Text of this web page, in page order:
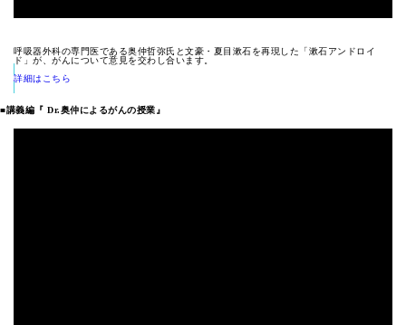
呼吸器外科の専門医である奥仲哲弥氏と文豪・夏目漱石を再現した「漱石アンドロイ
ド」が、がんについて意見を交わし合います。
詳細はこちら
■講義編『 Dr.奥仲によるがんの授業』